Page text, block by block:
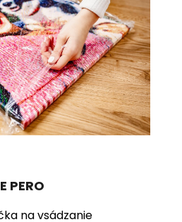
PERO
na vsádzanie